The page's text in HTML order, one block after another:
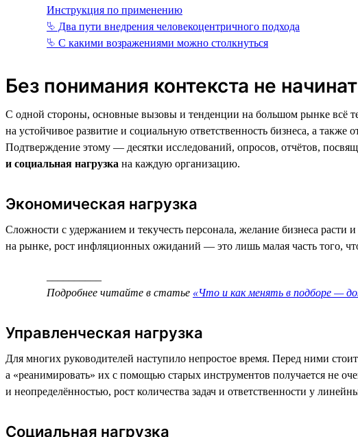
Инструкция по применению
⮱ Два пути внедрения человекоцентричного подхода
⮱ С какими возражениями можно столкнуться
Без понимания контекста не
С одной стороны, основные вызовы и тенденции на большом рынке всё
на устойчивое развитие и социальную ответственность бизнеса, а
Подтверждение этому — десятки исследований, опросов, отчётов,
и социальная нагрузка на каждую организацию.
Экономическая нагрузка
Сложности с удержанием и текучесть персонала, желание бизнеса расти
на рынке, рост инфляционных ожиданий — это лишь малая часть того,
Подробнее читайте в статье «Что и как менять в подборе —
Управленческая нагрузка
Для многих руководителей наступило непростое время. Перед ними
а «реанимировать» их с помощью старых инструментов получается не
и неопределённостью, рост количества задач и ответственности у
Социальная нагрузка